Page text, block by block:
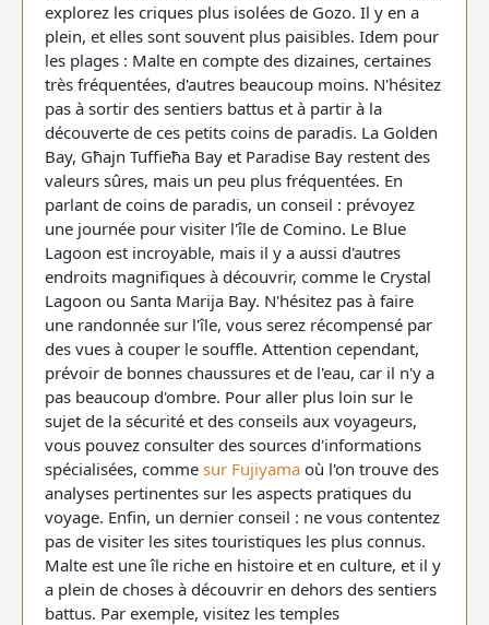
explorez les criques plus isolées de Gozo. Il y en a
plein, et elles sont souvent plus paisibles. Idem pour
les plages : Malte en compte des dizaines, certaines
très fréquentées, d'autres beaucoup moins. N'hésitez
pas à sortir des sentiers battus et à partir à la
découverte de ces petits coins de paradis. La Golden
Bay, Għajn Tuffieħa Bay et Paradise Bay restent des
valeurs sûres, mais un peu plus fréquentées. En
parlant de coins de paradis, un conseil : prévoyez
une journée pour visiter l'île de Comino. Le Blue
Lagoon est incroyable, mais il y a aussi d'autres
endroits magnifiques à découvrir, comme le Crystal
Lagoon ou Santa Marija Bay. N'hésitez pas à faire
une randonnée sur l'île, vous serez récompensé par
des vues à couper le souffle. Attention cependant,
prévoir de bonnes chaussures et de l'eau, car il n'y a
pas beaucoup d'ombre. Pour aller plus loin sur le
sujet de la sécurité et des conseils aux voyageurs,
vous pouvez consulter des sources d'informations
spécialisées, comme sur Fujiyama où l'on trouve des
analyses pertinentes sur les aspects pratiques du
voyage. Enfin, un dernier conseil : ne vous contentez
pas de visiter les sites touristiques les plus connus.
Malte est une île riche en histoire et en culture, et il y
a plein de choses à découvrir en dehors des sentiers
battus. Par exemple, visitez les temples